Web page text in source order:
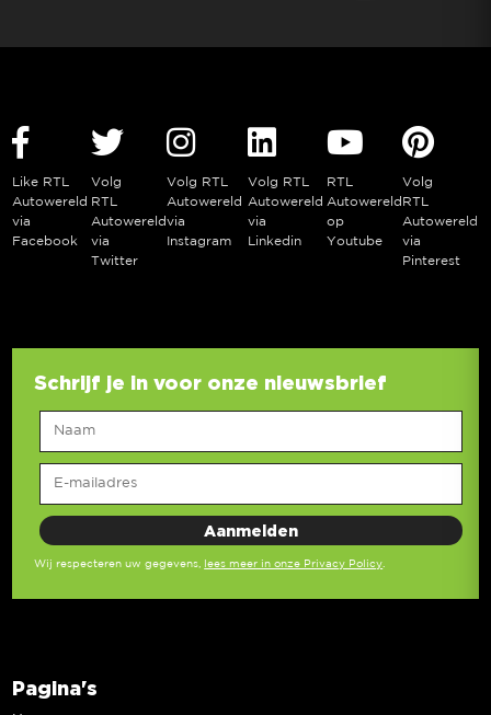
Like RTL
Autowereld
via
Facebook
Volg
RTL
Autowereld
via
Twitter
Volg RTL
Autowereld
via
Instagram
Volg RTL
Autowereld
via
Linkedin
RTL
Autowereld
op
Youtube
Volg
RTL
Autowereld
via
Pinterest
Schrijf je in voor onze nieuwsbrief
Wij respecteren uw gegevens, lees meer in onze Privacy Policy.
Pagina's